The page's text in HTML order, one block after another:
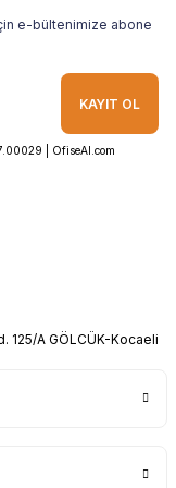
e-bültenimize abone
KAYIT OL
125/A GÖLCÜK-Kocaeli